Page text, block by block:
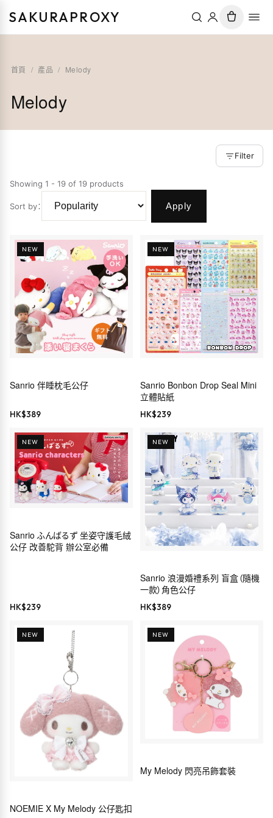
SAKURAPROXY
首頁 / 產品 / Melody
Melody
Filter
Showing 1 - 19 of 19 products
Sort by： Apply
NEW
Sanrio 伴睡枕毛公仔
HK$389
NEW
Sanrio Bonbon Drop Seal Mini
立體貼紙
HK$239
NEW
Sanrio ふんばるず 坐姿守護毛絨
公仔 改善駝背 辦公室必備
HK$239
NEW
Sanrio 浪漫婚禮系列 盲盒（隨機
一款）角色公仔
HK$389
NEW
NOEMIE X My Melody 公仔匙扣
NEW
My Melody 閃亮吊飾套裝